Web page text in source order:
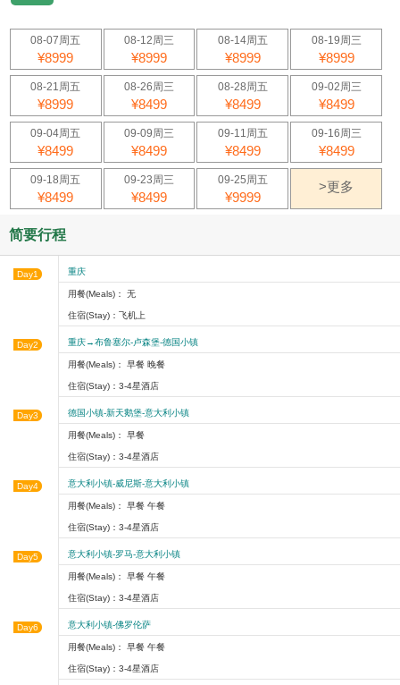
08-07周五
¥8999
08-12周三
¥8999
08-14周五
¥8999
08-19周三
¥8999
08-21周五
¥8999
08-26周三
¥8499
08-28周五
¥8499
09-02周三
¥8499
09-04周五
¥8499
09-09周三
¥8499
09-11周五
¥8499
09-16周三
¥8499
09-18周五
¥8499
09-23周三
¥8499
09-25周五
¥9999
>更多
简要行程
Day1 重庆
用餐(Meals)： 无
住宿(Stay)：飞机上
Day2 重庆→布鲁塞尔-卢森堡-德国小镇
用餐(Meals)： 早餐 晚餐
住宿(Stay)：3-4星酒店
Day3 德国小镇-新天鹅堡-意大利小镇
用餐(Meals)： 早餐
住宿(Stay)：3-4星酒店
Day4 意大利小镇-威尼斯-意大利小镇
用餐(Meals)： 早餐 午餐
住宿(Stay)：3-4星酒店
Day5 意大利小镇-罗马-意大利小镇
用餐(Meals)： 早餐 午餐
住宿(Stay)：3-4星酒店
Day6 意大利小镇-佛罗伦萨
用餐(Meals)： 早餐 午餐
住宿(Stay)：3-4星酒店